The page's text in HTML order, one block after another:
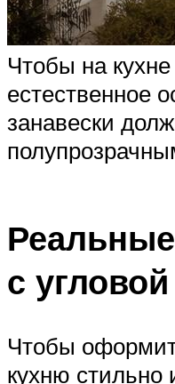
Чтобы на
естественное
занавески
с
Чтобы
кухню стильно